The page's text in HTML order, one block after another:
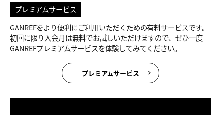
プレミアムサービス
GANREFをより便利にご利用いただくための有料サービスです。
初回に限り入会月は無料でお試しいただけますので、ぜひ一度
GANREFプレミアムサービスを体験してみてください。
プレミアムサービス